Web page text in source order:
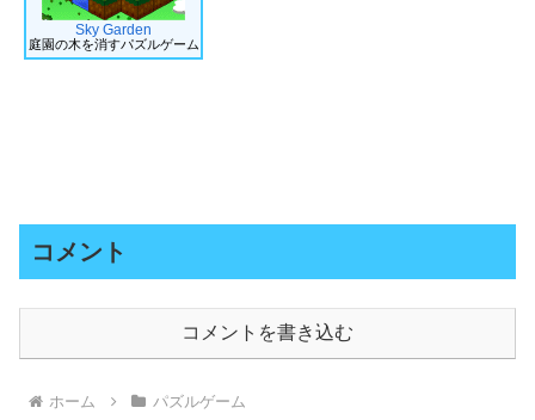
Sky Garden
庭園の木を消すパズルゲーム
コメント
コメントを書き込む
ホーム パズルゲーム